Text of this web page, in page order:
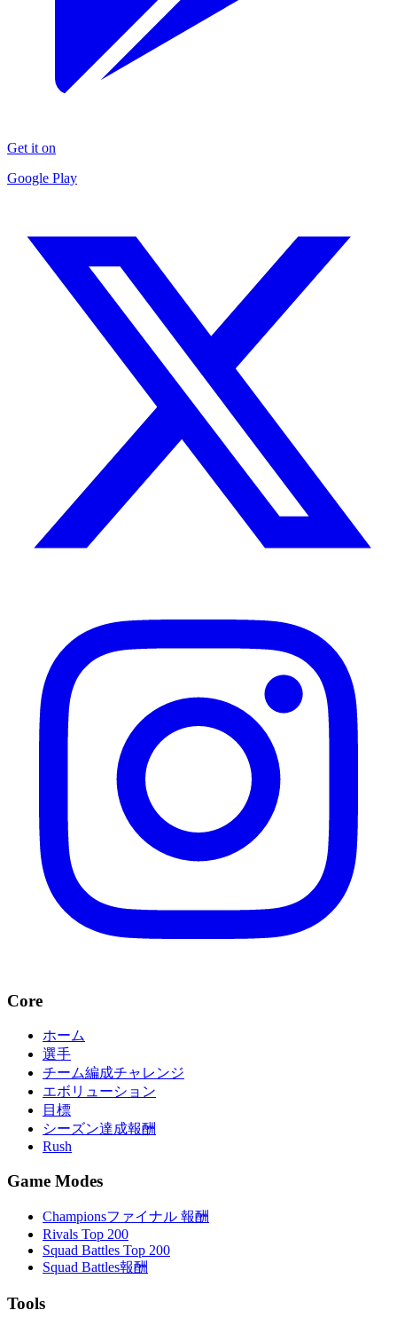
Get it on
Google Play
Core
ホーム
選手
チーム編成チャレンジ
エボリューション
目標
シーズン達成報酬
Rush
Game Modes
Championsファイナル 報酬
Rivals Top 200
Squad Battles Top 200
Squad Battles報酬
Tools